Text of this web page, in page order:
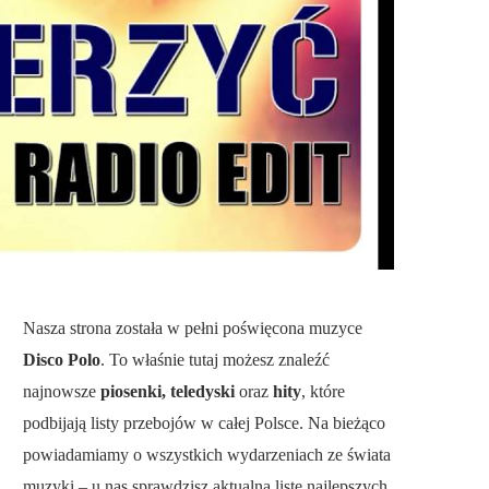
Nasza strona została w pełni poświęcona muzyce
Disco Polo. To właśnie tutaj możesz znaleźć
najnowsze piosenki, teledyski oraz hity, które
podbijają listy przebojów w całej Polsce. Na bieżąco
powiadamiamy o wszystkich wydarzeniach ze świata